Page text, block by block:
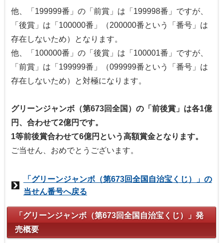
他、「199999番」の「前賞」は「199998番」ですが、
「後賞」は「100000番」（200000番という「番号」は
存在しないため）となります。
他、「100000番」の「後賞」は「100001番」ですが、
「前賞」は「199999番」（099999番という「番号」は
存在しないため）と対極になります。
グリーンジャンボ（第673回全国）の「前後賞」は各1億
円、合わせて2億円です。
1等前後賞合わせて6億円という高額賞金となります。
ご当せん、おめでとうございます。
「グリーンジャンボ（第673回全国自治宝くじ）」の
当せん番号へ戻る
「グリーンジャンボ（第673回全国自治宝くじ）」発
売概要